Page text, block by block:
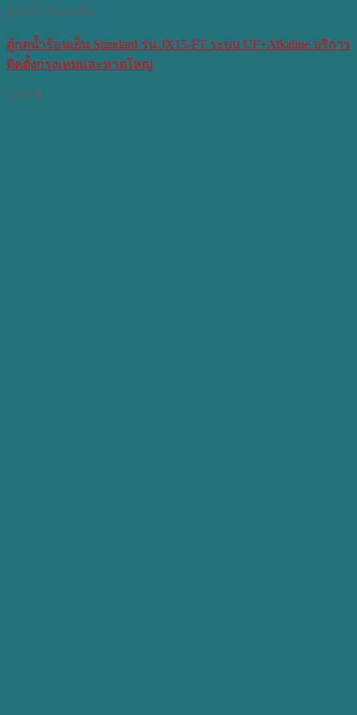
ตู้กดน้ำร้อน-เย็น
ตู้กดน้ำร้อนเย็น Standard รุ่น JX15-FT ระบบ UF+Alkaline บริการ
ติดตั้งกรุงเทพและหาดใหญ่
9,240฿